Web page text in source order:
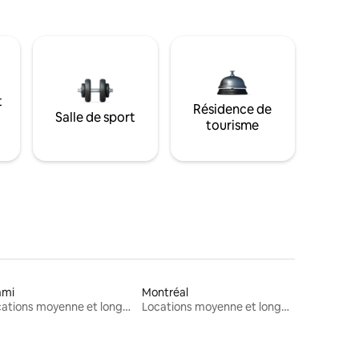
Salle de sport
Résidence de
tourisme
Locations moyenne et longue durée
Montréal
Locations moyenne et longue durée